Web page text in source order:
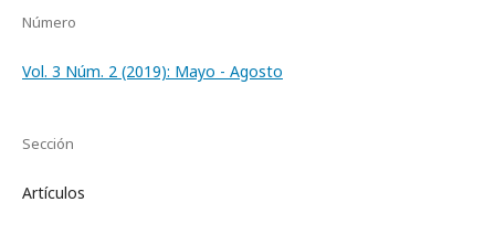
Número
Vol. 3 Núm. 2 (2019): Mayo - Agosto
Sección
Artículos